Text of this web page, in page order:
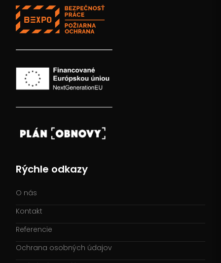
Rýchle odkazy
O nás
Kontakt
Referencie
Ochrana osobných údajov